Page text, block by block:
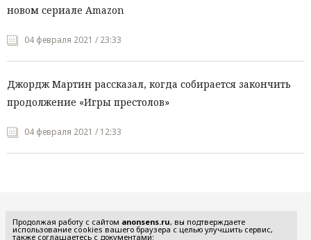
новом сериале Amazon
04 февраля 2021 / 23:33
Джордж Мартин рассказал, когда собирается закончить
продолжение «Игры престолов»
04 февраля 2021 / 12:33
Продолжая работу с сайтом anonsens.ru, вы подтверждаете
использование cookies вашего браузера с целью улучшить сервис,
также соглашаетесь с документами: